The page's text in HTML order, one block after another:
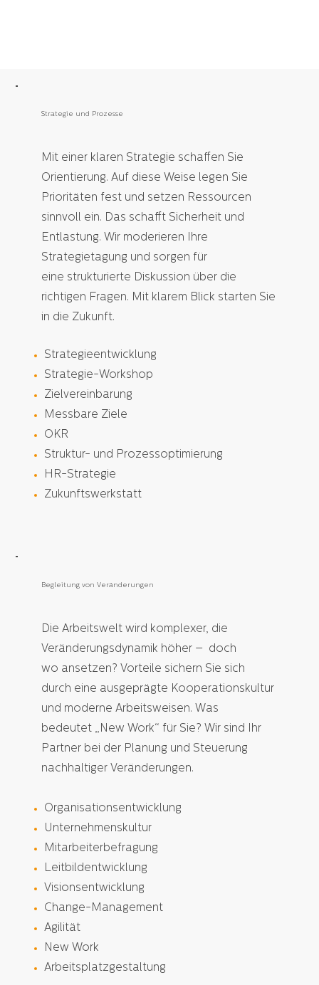
Strategie und Prozesse
Mit einer klaren Strategie schaffen Sie
Orientierung. Auf diese Weise legen Sie
Prioritäten fest und setzen Ressourcen
sinnvoll ein. Das schafft Sicherheit und
Entlastung. Wir moderieren Ihre
Strategietagung und sorgen für
eine strukturierte Diskussion über die
richtigen Fragen. Mit klarem Blick starten Sie
in die Zukunft.
Strategieentwicklung
Strategie-Workshop
Zielvereinbarung
Messbare Ziele
OKR
Struktur- und Prozessoptimierung
HR-Strategie
Zukunftswerkstatt
Begleitung von Veränderungen
Die Arbeitswelt wird komplexer, die
Veränderungsdynamik höher – doch
wo ansetzen? Vorteile sichern Sie sich
durch eine ausgeprägte Kooperationskultur
und moderne Arbeitsweisen. Was
bedeutet „New Work“ für Sie? Wir sind Ihr
Partner bei der Planung und Steuerung
nachhaltiger Veränderungen.
Organisationsentwicklung
Unternehmenskultur
Mitarbeiterbefragung
Leitbildentwicklung
Visionsentwicklung
Change-Management
Agilität
New Work
Arbeitsplatzgestaltung